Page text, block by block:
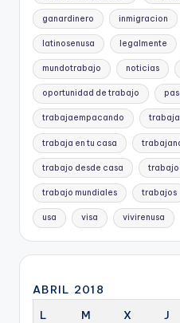
ganardinero inmigracion
latinosenusa legalmente
mundotrabajo noticias
oportunidad de trabajo
trabajaempacando
trabaja en tu casa
trabajo desde casa
trabajo mundiales trabajos
usa visa vivirenusa
ABRIL 2018
L
M X J